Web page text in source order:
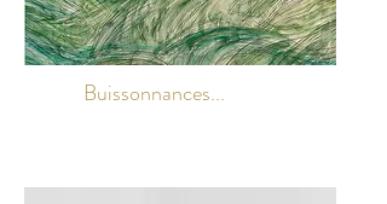
Buissonnances...